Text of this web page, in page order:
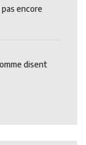
encore
disent